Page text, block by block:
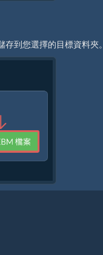
到您選擇的目標資料夾。